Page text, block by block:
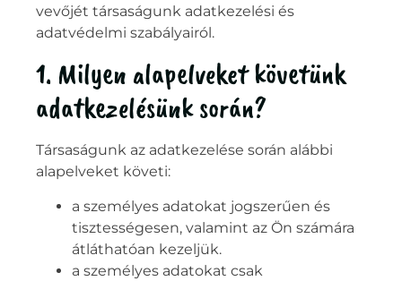
vevőjét társaságunk adatkezelési és
adatvédelmi szabályairól.
1. Milyen alapelveket követünk
adatkezelésünk során?
Társaságunk az adatkezelése során alábbi
alapelveket követi:
a személyes adatokat jogszerűen és
tisztességesen, valamint az Ön számára
átláthatóan kezeljük.
a személyes adatokat csak